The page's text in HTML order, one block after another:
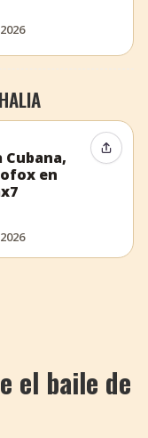
Cubana,
en
el baile de